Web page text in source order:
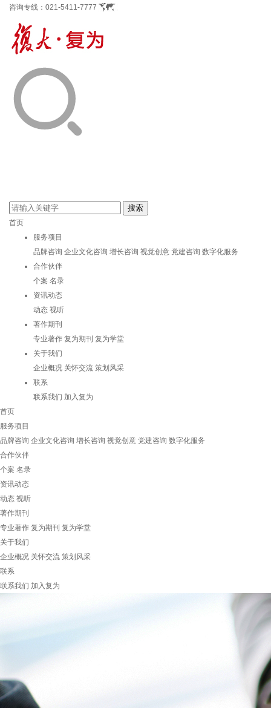
咨询专线： 021-5411-7777
首页
服务项目
品牌咨询 企业文化咨询 增长咨询 视觉创意 党建咨询 数字化服务
合作伙伴
个案 名录
资讯动态
动态 视听
著作期刊
专业著作 复为期刊 复为学堂
关于我们
企业概况 关怀交流 策划风采
联系
联系我们 加入复为
首页
服务项目
品牌咨询 企业文化咨询 增长咨询 视觉创意 党建咨询 数字化服务
合作伙伴
个案 名录
资讯动态
动态 视听
著作期刊
专业著作 复为期刊 复为学堂
关于我们
企业概况 关怀交流 策划风采
联系
联系我们 加入复为